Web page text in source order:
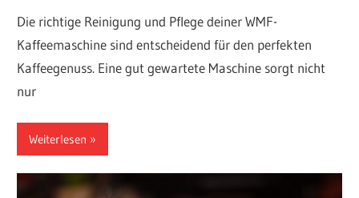
Die richtige Reinigung und Pflege deiner WMF-
Kaffeemaschine sind entscheidend für den perfekten
Kaffeegenuss. Eine gut gewartete Maschine sorgt nicht
nur
Weiterlesen